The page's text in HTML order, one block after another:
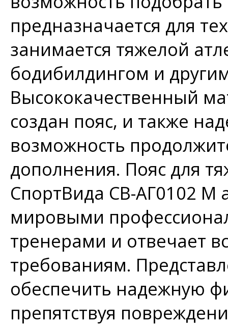
предназначается для
занимается тяжелой
бодибилдингом и
Высококачественный
создан пояс, и также
возможность
дополнения. Пояс для
СпортВида СВ-АГ0102 M
мировыми
тренерами и отвечает
требованиям.
обеспечить надежную
препятствуя